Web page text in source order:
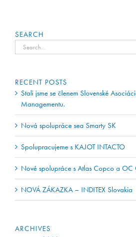
SEARCH
Search
for:
RECENT POSTS
Stali jsme se členem Slovenské
Managementu.
Nová spolupráce sea Smarty SK
Spolupracujeme s KAJOT INTACTO
Nové spolupráce s Atlas Copco a OC
NOVÁ ZÁKAZKA – INDITEX Slovakia
ARCHIVES